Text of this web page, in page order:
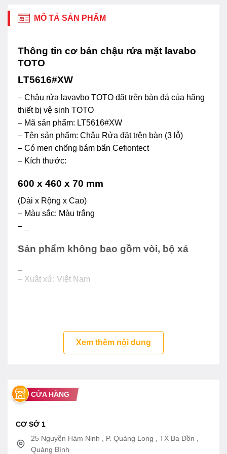
MÔ TẢ SẢN PHẨM
Thông tin cơ bản chậu rửa mặt lavabo
TOTO
LT5616#XW
– Chậu rửa lavavbo TOTO đặt trên bàn đá của hãng
thiết bị vệ sinh TOTO
– Mã sản phẩm: LT5616#XW
– Tên sản phẩm: Chậu Rửa đặt trên bàn (3 lỗ)
– Có men chống bám bẩn Cefiontect
– Kích thước:
600 x 460 x 70 mm
(Dài x Rộng x Cao)
– Màu sắc: Màu trắng
– _
Sản phẩm không bao gồm vòi, bộ xả
– Xuât xứ: Việt Nam
– Thiết kế với lỗ thoát tràn
Xem thêm nội dung
CỬA HÀNG
CƠ SỞ 1
25 Nguyễn Hàm Ninh , P. Quảng Long , TX Ba Đồn ,
Quảng Bình